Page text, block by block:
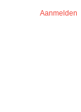
Aanmelden